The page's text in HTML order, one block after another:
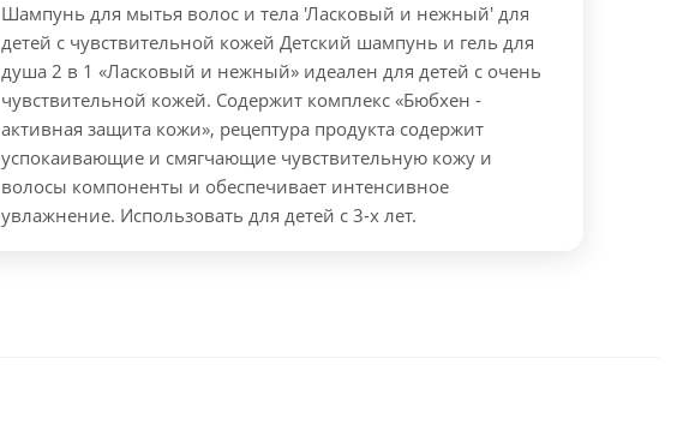
Шампунь для мытья волос и тела 'Ласковый и нежный' для
детей с чувствительной кожей Детский шампунь и гель для
душа 2 в 1 «Ласковый и нежный» идеален для детей с очень
чувствительной кожей. Содержит комплекс «Бюбхен -
активная защита кожи», рецептура продукта содержит
успокаивающие и смягчающие чувствительную кожу и
волосы компоненты и обеспечивает интенсивное
увлажнение. Использовать для детей с 3-х лет.